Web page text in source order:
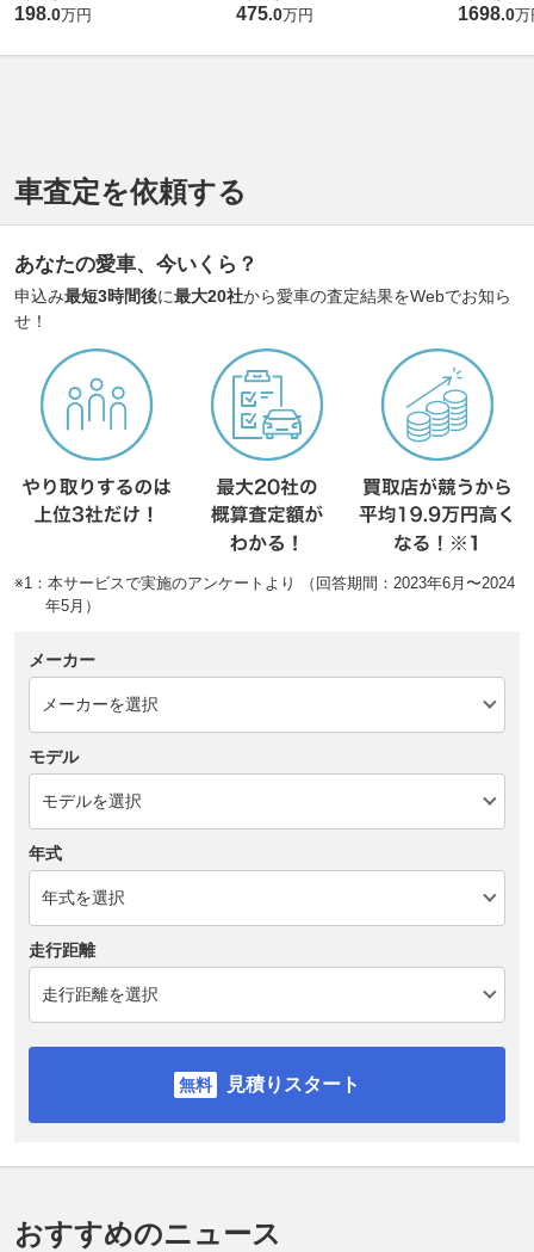
198.0万円 475.0万円 1698.0万
車査定を依頼する
あなたの愛車、今いくら？
申込み最短3時間後に最大20社から愛車の査定結果をWebでお知ら
せ！
※1：本サービスで実施のアンケートより （回答期間：2023年6月〜2024
年5月）
メーカー
モデル
年式
走行距離
見積りスタート
おすすめのニュース